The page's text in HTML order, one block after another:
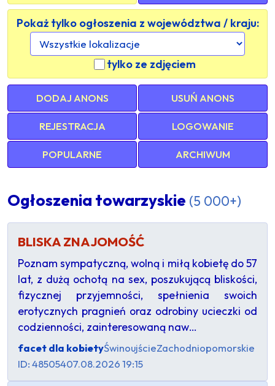
Pokaż tylko ogłoszenia z województwa / kraju:
tylko ze zdjęciem
DODAJ ANONS USUŃ ANONS
REJESTRACJA LOGOWANIE
POPULARNE ARCHIWUM
Ogłoszenia towarzyskie (5 000+)
BLISKA ZNAJOMOŚĆ
​Poznam sympatyczną, wolną i miłą kobietę do 57
lat, z dużą ochotą na sex, poszukującą bliskości,
fizycznej przyjemności, spełnienia swoich
erotycznych pragnień oraz odrobiny ucieczki od
codzienności, zainteresowaną naw…
facet dla kobietyŚwinoujścieZachodniopomorskie
ID: 48505407.08.2026 19:15